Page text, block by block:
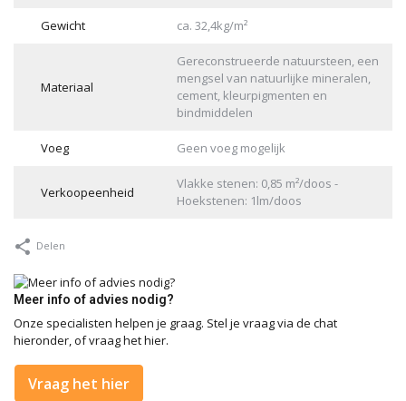
Gewicht ca. 32,4kg/m²
Materiaal
Gereconstrueerde natuursteen, een
mengsel van natuurlijke mineralen,
cement, kleurpigmenten en
bindmiddelen
Voeg Geen voeg mogelijk
Verkoopeenheid
Vlakke stenen: 0,85 m²/doos -
Hoekstenen: 1lm/doos
Delen
Meer info of advies nodig?
Onze specialisten helpen je graag. Stel je vraag via de chat
hieronder, of vraag het hier.
Vraag het hier